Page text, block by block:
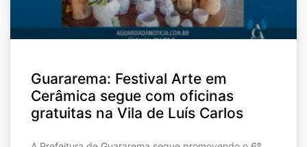
Guararema: Festival Arte em
Cerâmica segue com oficinas
gratuitas na Vila de Luís Carlos